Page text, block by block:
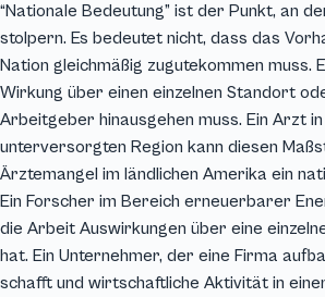
“Nationale Bedeutung” ist der Punkt, an
stolpern. Es bedeutet nicht, dass das
Nation gleichmäßig zugutekommen muss.
Wirkung über einen einzelnen Standort
Arbeitgeber hinausgehen muss. Ein Arzt
unterversorgten Region kann diesen
Ärztemangel im ländlichen Amerika ein
Ein Forscher im Bereich erneuerbarer
die Arbeit Auswirkungen über eine
hat. Ein Unternehmer, der eine Firma
schafft und wirtschaftliche Aktivität in